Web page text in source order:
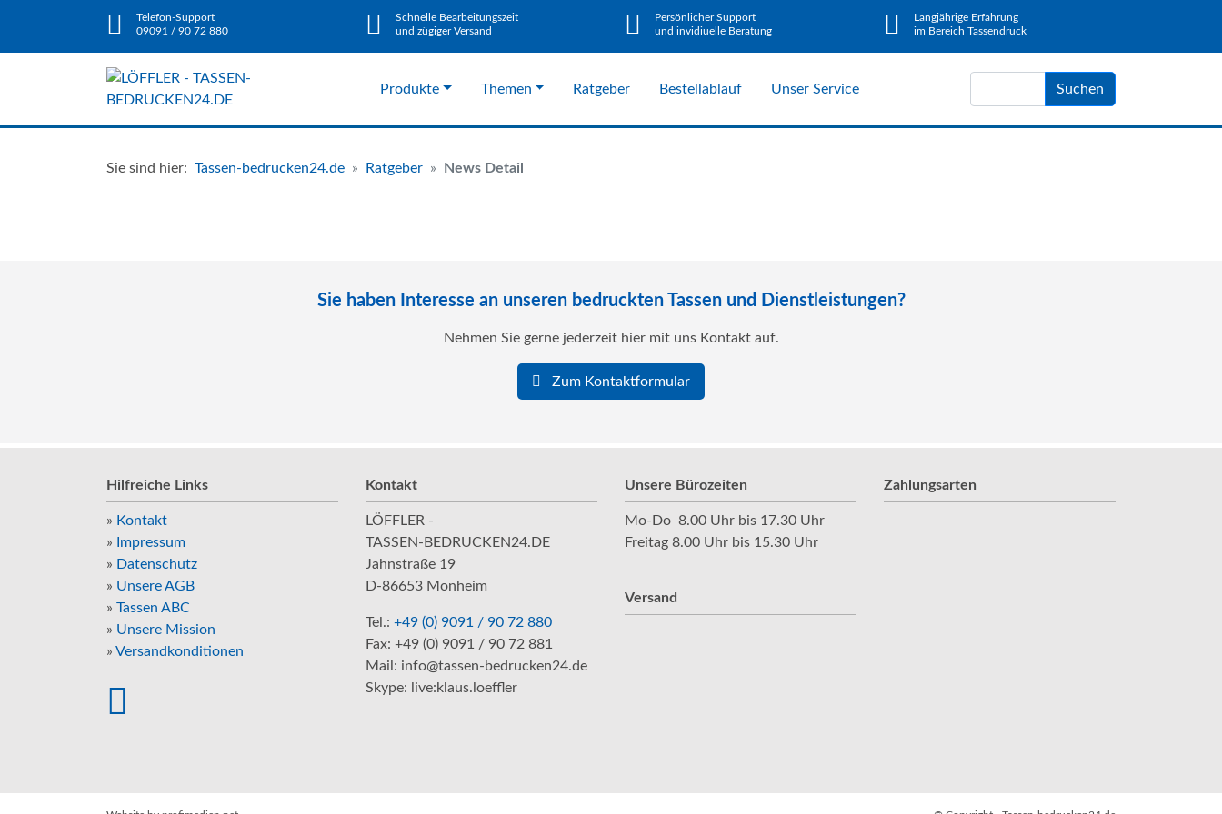
Telefon-Support
09091 / 90 72 880
Schnelle Bearbeitungszeit
und zügiger Versand
Persönlicher Support
und invidiuelle Beratung
Langjährige Erfahrung
im Bereich Tassendruck
Produkte Themen Ratgeber Bestellablauf Unser Service Suchen
Sie sind hier: Tassen-bedrucken24.de Ratgeber News Detail
Sie haben Interesse an unseren bedruckten Tassen und Dienstleistungen?
Nehmen Sie gerne jederzeit hier mit uns Kontakt auf.
Zum Kontaktformular
Hilfreiche Links
» Kontakt
»
Impressum
» Datenschutz
» Unsere AGB
» Tassen ABC
» Unsere Mission
» Versandkonditionen
Kontakt
LÖFFLER -
TASSEN-BEDRUCKEN24.DE
Jahnstraße 19
D-86653 Monheim
Tel.: +49 (0) 9091 / 90 72 880
Fax: +49 (0) 9091 / 90 72 881
Mail: info@tassen-bedrucken24.de
Skype: live:klaus.loeffler
Unsere Bürozeiten
Mo-Do 8.00 Uhr bis 17.30 Uhr
Freitag 8.00 Uhr bis 15.30 Uhr
Versand
Zahlungsarten